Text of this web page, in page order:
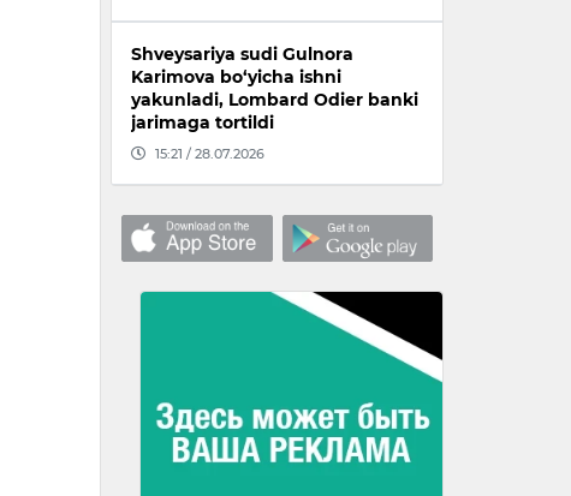
Shveysariya sudi Gulnora
Karimova bo‘yicha ishni
yakunladi, Lombard Odier banki
jarimaga tortildi
15:21 / 28.07.2026